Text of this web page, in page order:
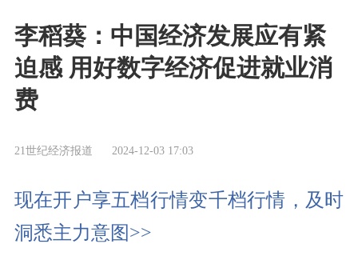
李稻葵：中国经济发展应有紧
迫感 用好数字经济促进就业消
费
21世纪经济报道 2024-12-03 17:03
现在开户享五档行情变千档行情，及时
洞悉主力意图>>